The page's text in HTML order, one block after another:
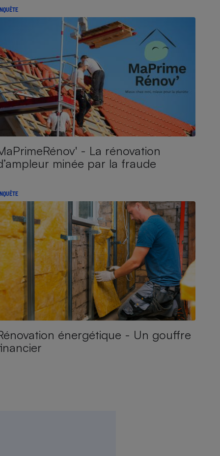
- La rénovation
minée par la fraude
énergétique - Un gouffre